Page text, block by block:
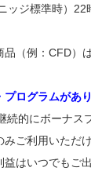
ッジ標準時）
（例：CFD）
プログラムがあ
続的にボーナス
みご利用いただ
はいつでもご